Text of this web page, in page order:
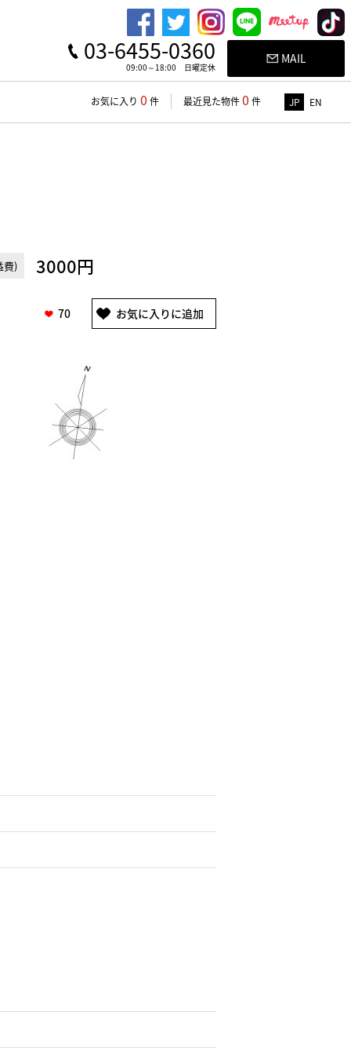
03-6455-0360
09:00～18:00 日曜定休
MAIL
お気に入り 0 件 最近見た物件0 件 JP EN
費) 3000円
70